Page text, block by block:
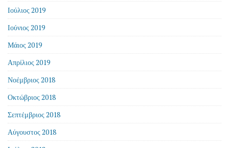
Ιούλιος 2019
Ιούνιος 2019
Μάιος 2019
Απρίλιος 2019
Νοέμβριος 2018
Οκτώβριος 2018
Σεπτέμβριος 2018
Αύγουστος 2018